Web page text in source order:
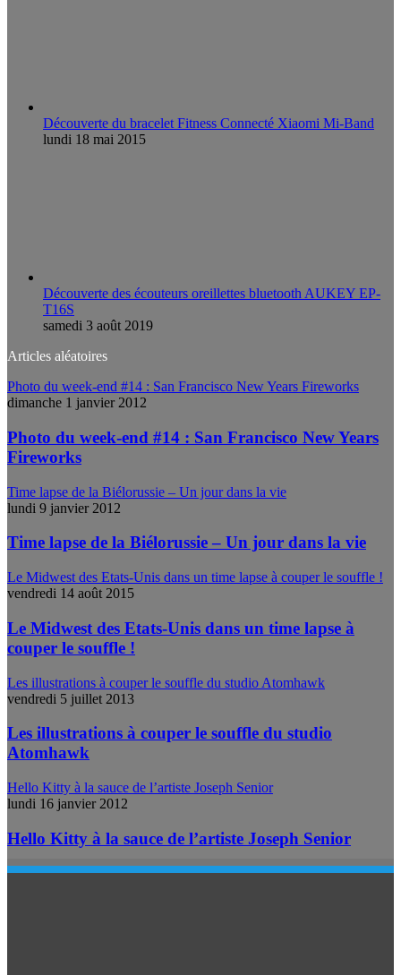
Découverte du bracelet Fitness Connecté Xiaomi Mi-Band
lundi 18 mai 2015
Découverte des écouteurs oreillettes bluetooth AUKEY EP-
T16S
samedi 3 août 2019
Articles aléatoires
Photo du week-end #14 : San Francisco New Years Fireworks
dimanche 1 janvier 2012
Photo du week-end #14 : San Francisco New Years
Fireworks
Time lapse de la Biélorussie – Un jour dans la vie
lundi 9 janvier 2012
Time lapse de la Biélorussie – Un jour dans la vie
Le Midwest des Etats-Unis dans un time lapse à couper le souffle !
vendredi 14 août 2015
Le Midwest des Etats-Unis dans un time lapse à
couper le souffle !
Les illustrations à couper le souffle du studio Atomhawk
vendredi 5 juillet 2013
Les illustrations à couper le souffle du studio
Atomhawk
Hello Kitty à la sauce de l’artiste Joseph Senior
lundi 16 janvier 2012
Hello Kitty à la sauce de l’artiste Joseph Senior